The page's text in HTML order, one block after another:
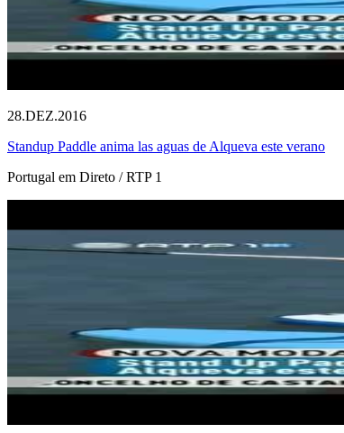
28.DEZ.2016
Standup Paddle anima las aguas de Alqueva este verano
Portugal em Direto / RTP 1